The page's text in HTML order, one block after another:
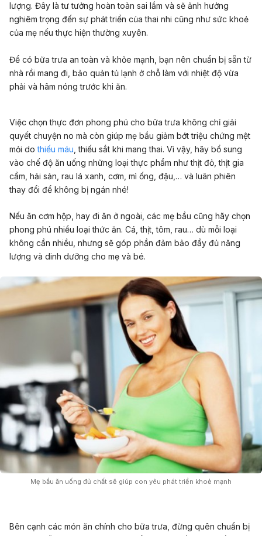
lượng. Đây là tư tưởng hoàn toàn sai lầm và sẽ ảnh hưởng
nghiêm trọng đến sự phát triển của thai nhi cũng như sức khoẻ
của mẹ nếu thực hiện thường xuyên.
Để có bữa trưa an toàn và khỏe mạnh, bạn nên chuẩn bị sẵn từ
nhà rồi mang đi, bảo quản tủ lạnh ở chỗ làm với nhiệt độ vừa
phải và hâm nóng trước khi ăn.
Việc chọn thực đơn phong phú cho bữa trưa không chỉ giải
quyết chuyện no mà còn giúp mẹ bầu giảm bớt triệu chứng mệt
mỏi dothiếu máu , thiếu sắt khi mang thai. Vì vậy, hãy bổ sung
vào chế độ ăn uống những loại thực phẩm như thịt đỏ, thịt gia
cầm, hải sản, rau lá xanh, cơm, mì ống, đậu,… và luân phiên
thay đổi để không bị ngán nhé!
Nếu ăn cơm hộp, hay đi ăn ở ngoài, các mẹ bầu cũng hãy chọn
phong phú nhiều loại thức ăn. Cá, thịt, tôm, rau… dù mỗi loại
không cần nhiều, nhưng sẽ góp phần đảm bảo đầy đủ năng
lượng và dinh dưỡng cho mẹ và bé.
Mẹ bầu ăn uống đủ chất sẽ giúp con yêu phát triển khoẻ mạnh
Bên cạnh các món ăn chính cho bữa trưa, đừng quên chuẩn bị